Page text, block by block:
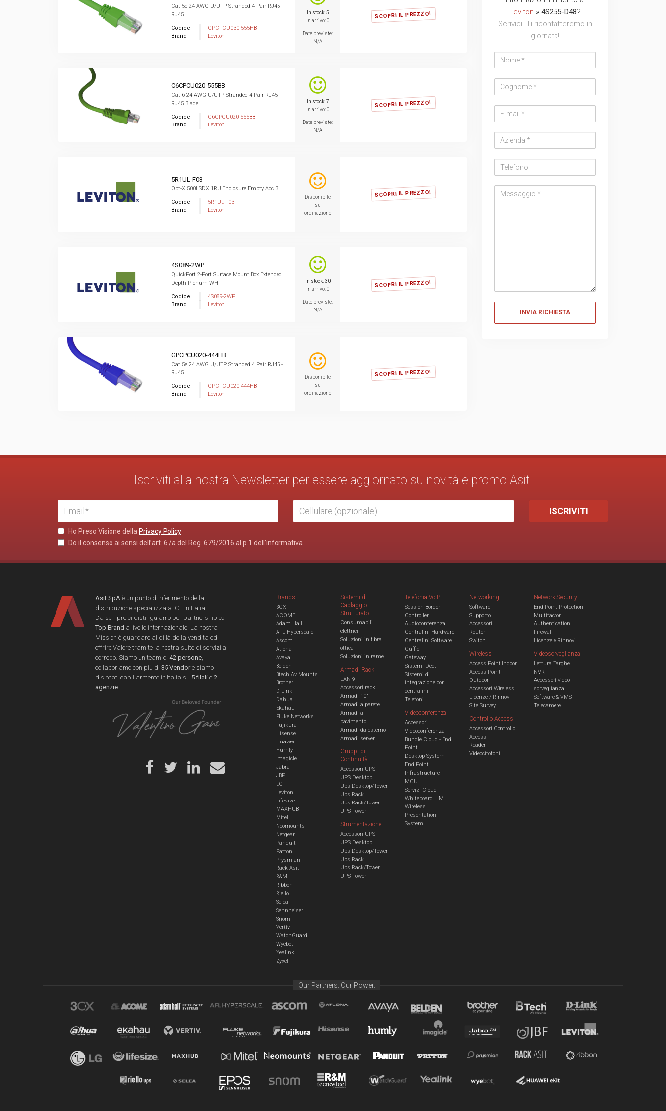
SCOPRI IL PREZZO!
Cat 5e 24 AWG U/UTP Stranded 4 Pair RJ45 -
RJ45 ...
Codice
GPCPCU030-555HB
Brand
Leviton
In stock: 5
In arrivo: 0
Date previste:
N/A
SCOPRI IL PREZZO!
C6CPCU020-555BB
Cat 6 24 AWG U/UTP Stranded 4 Pair RJ45 -
RJ45 Blade ...
Codice
C6CPCU020-555BB
Brand
Leviton
In stock: 7
In arrivo: 0
Date previste:
N/A
SCOPRI IL PREZZO!
5R1UL-F03
Opt-X 500I SDX 1RU Enclosure Empty Acc 3
Codice
5R1UL-F03
Brand
Leviton
Disponibile
su
ordinazione
SCOPRI IL PREZZO!
4S089-2WP
QuickPort 2-Port Surface Mount Box Extended
Depth Plenum WH
Codice
4S089-2WP
Brand
Leviton
In stock: 30
In arrivo: 0
Date previste:
N/A
SCOPRI IL PREZZO!
GPCPCU020-444HB
Cat 5e 24 AWG U/UTP Stranded 4 Pair RJ45 -
RJ45 ...
Codice
GPCPCU020-444HB
Brand
Leviton
Disponibile
su
ordinazione
Leviton » 4S255-D48?
Scrivici. Ti ricontatteremo in
giornata!
Iscriviti alla nostra Newsletter per essere aggiornato su novità e promo Asit!
Ho Preso Visione della Privacy Policy
Do il consenso ai sensi dell’art. 6 /a del Reg. 679/2016 al p.1 dell’informativa
Asit SpA è un punto di riferimento della
distribuzione specializzata ICT in Italia.
Da sempre ci distinguiamo per partnership con
Top Brand a livello internazionale. La nostra
Mission è guardare al di là della vendita ed
offrire Valore tramite la nostra suite di servizi a
corredo. Siamo un team di 42 persone,
collaboriamo con più di 35 Vendore siamo
dislocati capillarmente in Italia su 5 filali e 2
agenzie.
Brands
3CX
ACOME
Adam Hall
AFL Hyperscale
Ascom
Atlona
Avaya
Belden
Btech Av Mounts
Brother
D-Link
Dahua
Ekahau
Fluke Networks
Fujikura
Hisense
Huawei
Humly
Imagicle
Jabra
JBF
LG
Leviton
Lifesize
MAXHUB
Mitel
Neomounts
Netgear
Panduit
Patton
Prysmian
Rack Asit
R&M
Ribbon
Riello
Selea
Sennheiser
Snom
Vertiv
WatchGuard
Wyebot
Yealink
Zyxel
Sistemi di
Cablaggio
Strutturato
Consumabili
elettrici
Soluzioni in fibra
ottica
Soluzioni in rame
Armadi Rack
LAN 9
Accessori rack
Armadi 10"
Armadi a parete
Armadi a
pavimento
Armadi da esterno
Armadi server
Gruppi di
Continuità
Accessori UPS
UPS Desktop
Ups Desktop/Tower
Ups Rack
Ups Rack/Tower
UPS Tower
Strumentazione
Accessori UPS
UPS Desktop
Ups Desktop/Tower
Ups Rack
Ups Rack/Tower
UPS Tower
Telefonia VoIP
Session Border
Controller
Audioconferenza
Centralini Hardware
Centralini Software
Cuffie
Gateway
Sistemi Dect
Sistemi di
integrazione con
centralini
Telefoni
Videoconferenza
Accessori
Videoconferenza
Bundle Cloud - End
Point
Desktop System
End Point
Infrastructure
MCU
Servizi Cloud
Whiteboard LIM
Wireless
Presentation
System
Networking
Software
Supporto
Accessori
Router
Switch
Wireless
Access Point Indoor
Access Point
Outdoor
Accessori Wireless
Licenze / Rinnovi
Site Survey
Network Security
End Point Protection
Multifactor
Authentication
Firewall
Licenze e Rinnovi
Videosorveglianza
Lettura Targhe
NVR
Accessori video
sorveglianza
Software & VMS
Telecamere
Controllo Accessi
Accessori Controllo
Accessi
Reader
Videocitofoni